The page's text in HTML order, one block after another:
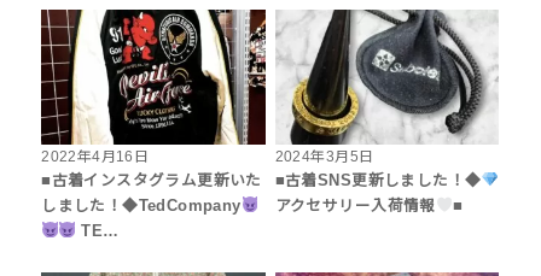
2022年4月16日
■古着インスタグラム更新いた
しました！◆TedCompany
TE…
2024年3月5日
■古着SNS更新しました！◆
アクセサリー入荷情報
■